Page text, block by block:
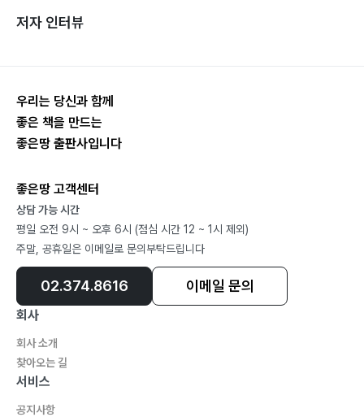
저자 인터뷰
우리는 당신과 함께
좋은 책을 만드는
좋은땅 출판사입니다
좋은땅 고객센터
상담 가능 시간
평일 오전 9시 ~ 오후 6시 (점심 시간 12 ~ 1시 제외)
주말, 공휴일은 이메일로 문의부탁드립니다
02.374.8616 이메일 문의
회사
회사 소개
찾아오는 길
서비스
공지사항